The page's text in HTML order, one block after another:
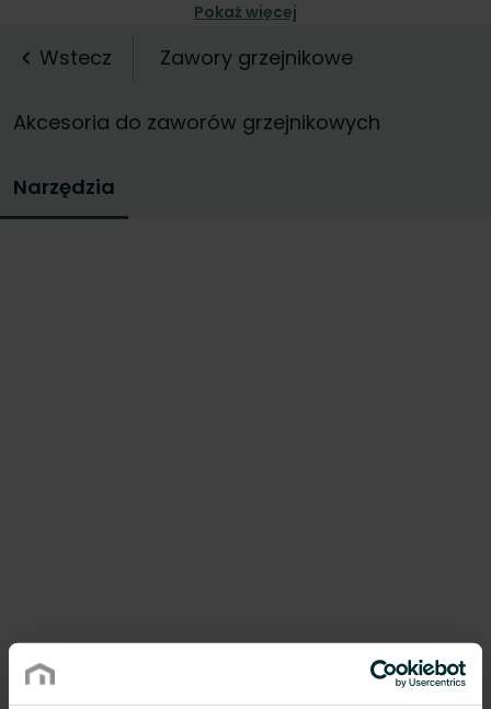
profesjonalną instalację za każdym razem.
Nasze solidne narzędzia do zaworów
wysokiej jakości materiałów, co zapewnia ich
podczas pracy oraz zapewnić efektywne
działanie systemu grzewczego.
Pokaż więcej
Wstecz Zawory grzejnikowe
Akcesoria do zaworów grzejnikowych
Narzędzia